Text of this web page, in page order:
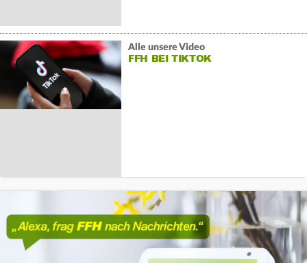
Alle unsere Video
FFH BEI TIKTOK